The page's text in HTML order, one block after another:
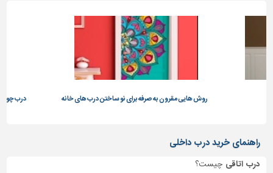
برقی،روشنایی،ایمنی
و
نما
روش هایی مقرون به صرفه برای نو ساختن درب های خانه درب چوبی رنگی
راهنمای خرید درب داخلی
درب اتاقی چیست؟